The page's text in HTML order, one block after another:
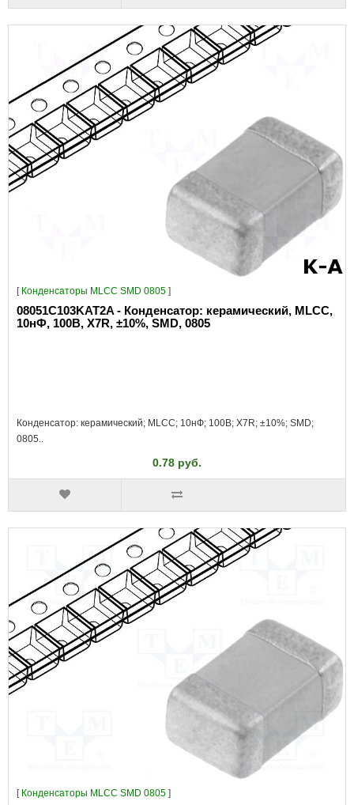
[ Конденсаторы MLCC SMD 0805 ]
08051C103KAT2A - Конденсатор: керамический, MLCC,
10нФ, 100В, X7R, ±10%, SMD, 0805
Конденсатор: керамический; MLCC; 10нФ; 100В; X7R; ±10%; SMD;
0805..
0.78 руб.
[ Конденсаторы MLCC SMD 0805 ]